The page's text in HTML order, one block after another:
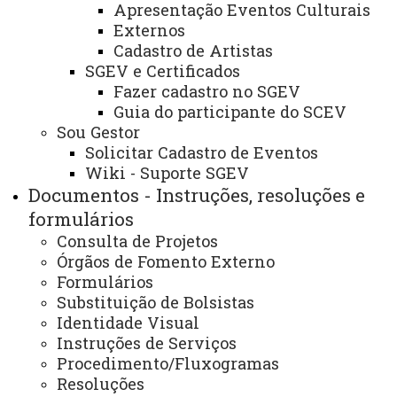
Apresentação Eventos Culturais
Externos
Cadastro de Artistas
SGEV e Certificados
Fazer cadastro no SGEV
Guia do participante do SCEV
Sou Gestor
Solicitar Cadastro de Eventos
Wiki - Suporte SGEV
Documentos - Instruções, resoluções e
formulários
Consulta de Projetos
Órgãos de Fomento Externo
Formulários
Substituição de Bolsistas
Identidade Visual
Instruções de Serviços
Procedimento/Fluxogramas
Resoluções
e a Ordem das Entrevistas
processo de seleção de bolsistas.
ATUALIZAÇÃO MAIS RECENTE: 11 DE MARÇO DE
2026
ACESSOS: 119
Você está aqui:Unioeste
PROEX
Destaques/Informações
EDITAL Nº 08/2026 – UNATI/FRANCISCO BELTRÃO -
RELAÇÃO DE INSCRITOS E ORDEM DE ENTREVISTA
REFERENTE AO PROCESSO DE SELEÇÃO DE
BOLSISTAS